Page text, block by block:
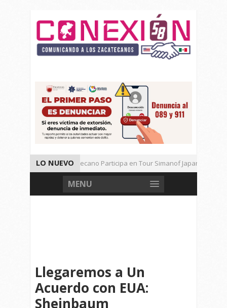
LO NUEVO
Universitario Zacatecano Participa en Tour Simanof Japan 2026
Implementa SAMA Estrategia de Reciclaje con Empresa PetStar
MENU
Llegaremos a Un
Acuerdo con EUA:
Sheinbaum